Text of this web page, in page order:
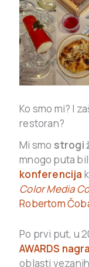
Ko smo mi? I
restoran?
Mi smo strogi
mnogo puta
konferencija
Color Media
Robertom
Po prvi put, u
AWARDS
oblasti